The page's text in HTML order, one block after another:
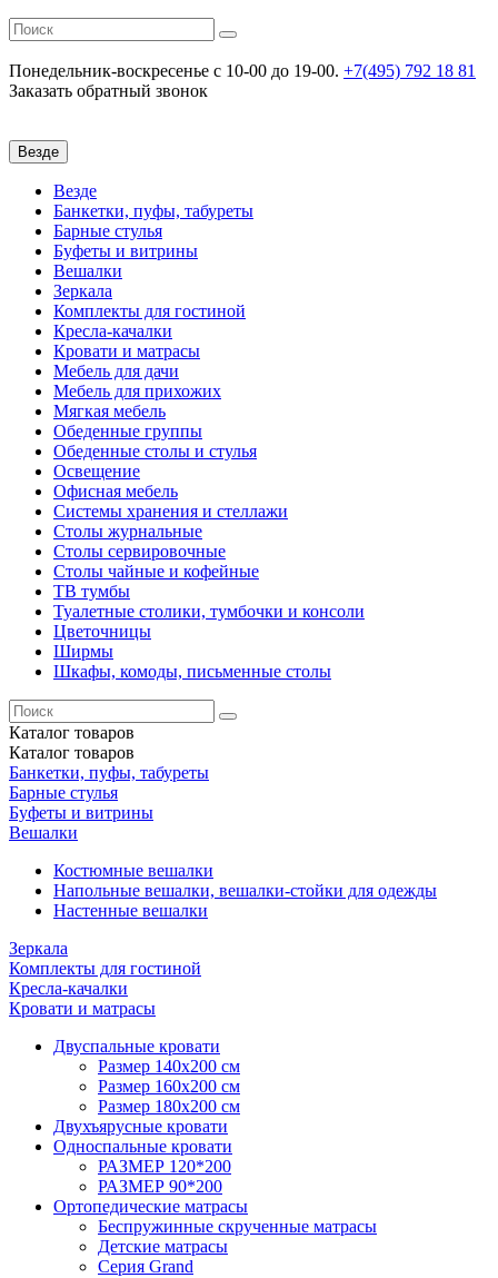
Понедельник-воскресенье c 10-00 до 19-00. +7(495) 792 18 81
Заказать обратный звонок
Везде
Везде
Банкетки, пуфы, табуреты
Барные стулья
Буфеты и витрины
Вешалки
Зеркала
Комплекты для гостиной
Кресла-качалки
Кровати и матрасы
Мебель для дачи
Мебель для прихожих
Мягкая мебель
Обеденные группы
Обеденные столы и стулья
Освещение
Офисная мебель
Системы хранения и стеллажи
Столы журнальные
Столы сервировочные
Столы чайные и кофейные
ТВ тумбы
Туалетные столики, тумбочки и консоли
Цветочницы
Ширмы
Шкафы, комоды, письменные столы
Каталог товаров
Каталог товаров
Банкетки, пуфы, табуреты
Барные стулья
Буфеты и витрины
Вешалки
Костюмные вешалки
Напольные вешалки, вешалки-стойки для одежды
Настенные вешалки
Зеркала
Комплекты для гостиной
Кресла-качалки
Кровати и матрасы
Двуспальные кровати
Размер 140х200 см
Размер 160х200 см
Размер 180х200 см
Двухъярусные кровати
Односпальные кровати
РАЗМЕР 120*200
РАЗМЕР 90*200
Ортопедические матрасы
Беспружинные скрученные матрасы
Детские матрасы
Серия Grand